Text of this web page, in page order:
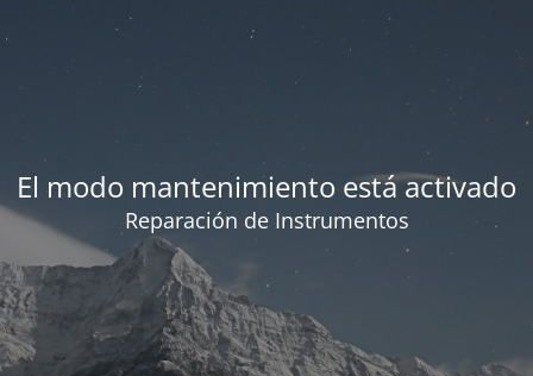
El modo mantenimiento está activado
Reparación de Instrumentos